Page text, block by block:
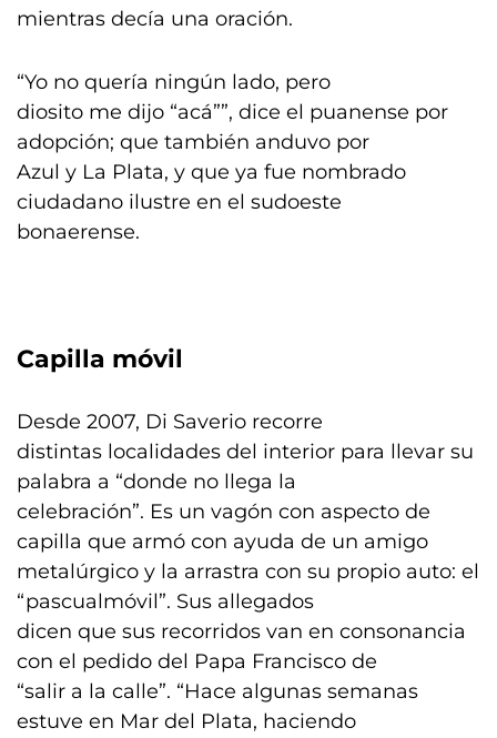
mientras decía una oración.
“Yo no quería ningún lado, pero
diosito me dijo “acá””, dice el puanense por
adopción; que también anduvo por
Azul y La Plata, y que ya fue nombrado
ciudadano ilustre en el sudoeste
bonaerense.
Capilla móvil
Desde 2007, Di Saverio recorre
distintas localidades del interior para llevar su
palabra a “donde no llega la
celebración”. Es un vagón con aspecto de
capilla que armó con ayuda de un amigo
metalúrgico y la arrastra con su propio auto: el
“pascualmóvil”. Sus allegados
dicen que sus recorridos van en consonancia
con el pedido del Papa Francisco de
“salir a la calle”. “Hace algunas semanas
estuve en Mar del Plata, haciendo